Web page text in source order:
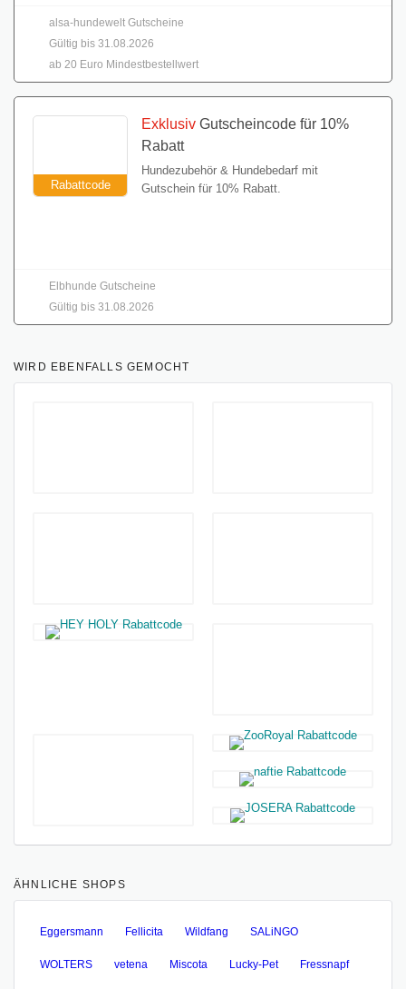
alsa-hundewelt Gutscheine
Gültig bis 31.08.2026
ab 20 Euro Mindestbestellwert
Rabattcode
Exklusiv Gutscheincode für 10%
Rabatt
Hundezubehör & Hundebedarf mit
Gutschein für 10% Rabatt.
Elbhunde Gutscheine
Gültig bis 31.08.2026
WIRD EBENFALLS GEMOCHT
ÄHNLICHE SHOPS
Eggersmann Fellicita Wildfang SALiNGO
WOLTERS vetena Miscota Lucky-Pet Fressnapf